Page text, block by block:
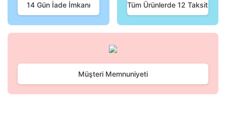
14 Gün İade İmkanı Tüm Ürünlerde 12 Taksit
Müşteri Memnuniyeti